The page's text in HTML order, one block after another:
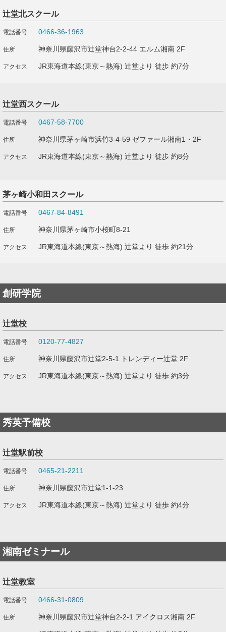
辻堂北スクール
0466-36-1963
神奈川県藤沢市辻堂神台2-2-44 エルム湘南 2F
JR東海道本線(東京～熱海) 辻堂より 徒歩 約7分
辻堂西スクール
0467-58-7700
神奈川県茅ヶ崎市浜竹3-4-59 ゼファール湘南1・2F
JR東海道本線(東京～熱海) 辻堂より 徒歩 約8分
茅ヶ崎小和田スクール
0467-84-8491
神奈川県茅ヶ崎市小桜町8-21
JR東海道本線(東京～熱海) 辻堂より 徒歩 約21分
創研学院
辻堂校
0120-77-4827
神奈川県藤沢市辻堂2-5-1 トレンディー辻堂 2F
JR東海道本線(東京～熱海) 辻堂より 徒歩 約3分
秀英予備校
辻堂駅前校
0465-21-2211
神奈川県藤沢市辻堂1-1-23
JR東海道本線(東京～熱海) 辻堂より 徒歩 約4分
湘南ゼミナール
辻堂教室
0466-31-0809
神奈川県藤沢市辻堂神台2-2-1 アイクロス湘南 2F